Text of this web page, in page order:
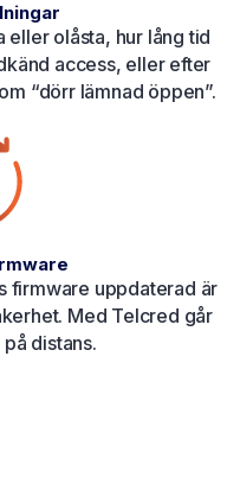
eller olåsta, hur lång tid
access, eller efter
“dörr lämnad öppen”.
firmware uppdaterad är
Med Telcred går
distans.